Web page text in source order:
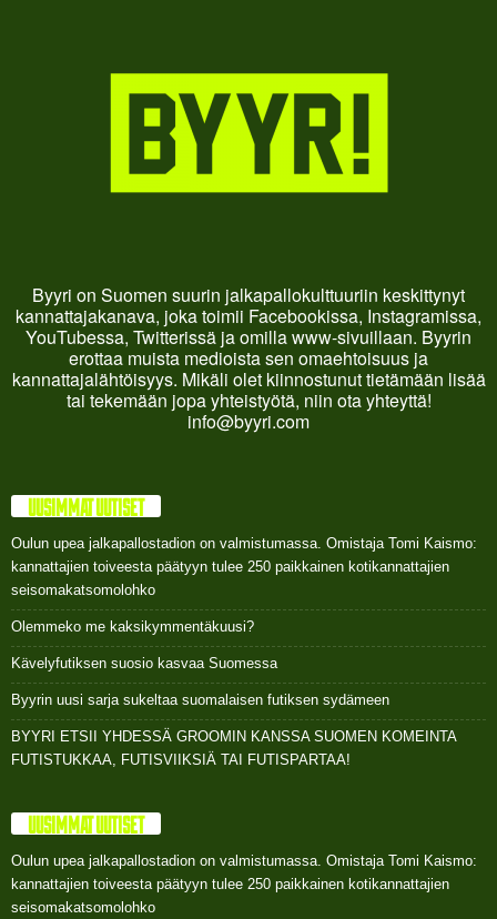
Byyri on Suomen suurin jalkapallokulttuuriin keskittynyt
kannattajakanava, joka toimii Facebookissa, Instagramissa,
YouTubessa, Twitterissä ja omilla www-sivuillaan. Byyrin
erottaa muista medioista sen omaehtoisuus ja
kannattajalähtöisyys. Mikäli olet kiinnostunut tietämään lisää
tai tekemään jopa yhteistyötä, niin ota yhteyttä!
info@byyri.com
UUSIMMAT UUTISET
Oulun upea jalkapallostadion on valmistumassa. Omistaja Tomi Kaismo:
kannattajien toiveesta päätyyn tulee 250 paikkainen kotikannattajien
seisomakatsomolohko
Olemmeko me kaksikymmentäkuusi?
Kävelyfutiksen suosio kasvaa Suomessa
Byyrin uusi sarja sukeltaa suomalaisen futiksen sydämeen
BYYRI ETSII YHDESSÄ GROOMIN KANSSA SUOMEN KOMEINTA
FUTISTUKKAA, FUTISVIIKSIÄ TAI FUTISPARTAA!
UUSIMMAT UUTISET
Oulun upea jalkapallostadion on valmistumassa. Omistaja Tomi Kaismo:
kannattajien toiveesta päätyyn tulee 250 paikkainen kotikannattajien
seisomakatsomolohko